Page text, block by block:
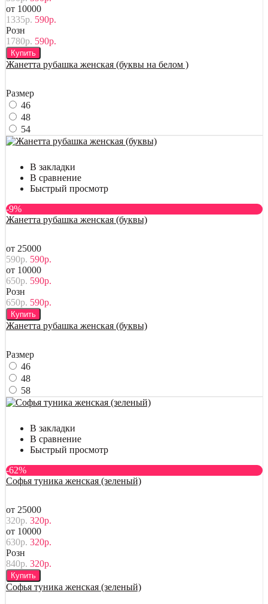
от 10000
1335р. 590р.
Розн
1780р. 590р.
Купить
Жанетта рубашка женская (буквы на белом )
Размер
46
48
54
В закладки
В сравнение
Быстрый просмотр
-9%
Жанетта рубашка женская (буквы)
от 25000
590р. 590р.
от 10000
650р. 590р.
Розн
650р. 590р.
Купить
Жанетта рубашка женская (буквы)
Размер
46
48
58
В закладки
В сравнение
Быстрый просмотр
-62%
Софья туника женская (зеленый)
от 25000
320р. 320р.
от 10000
630р. 320р.
Розн
840р. 320р.
Купить
Софья туника женская (зеленый)